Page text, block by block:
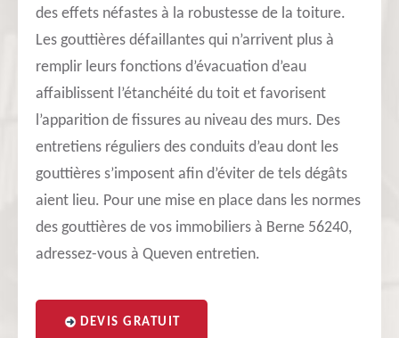
des effets néfastes à la robustesse de la toiture.
Les gouttières défaillantes qui n’arrivent plus à
remplir leurs fonctions d’évacuation d’eau
affaiblissent l’étanchéité du toit et favorisent
l’apparition de fissures au niveau des murs. Des
entretiens réguliers des conduits d’eau dont les
gouttières s’imposent afin d’éviter de tels dégâts
aient lieu. Pour une mise en place dans les normes
des gouttières de vos immobiliers à Berne 56240,
adressez-vous à Queven entretien.
DEVIS GRATUIT